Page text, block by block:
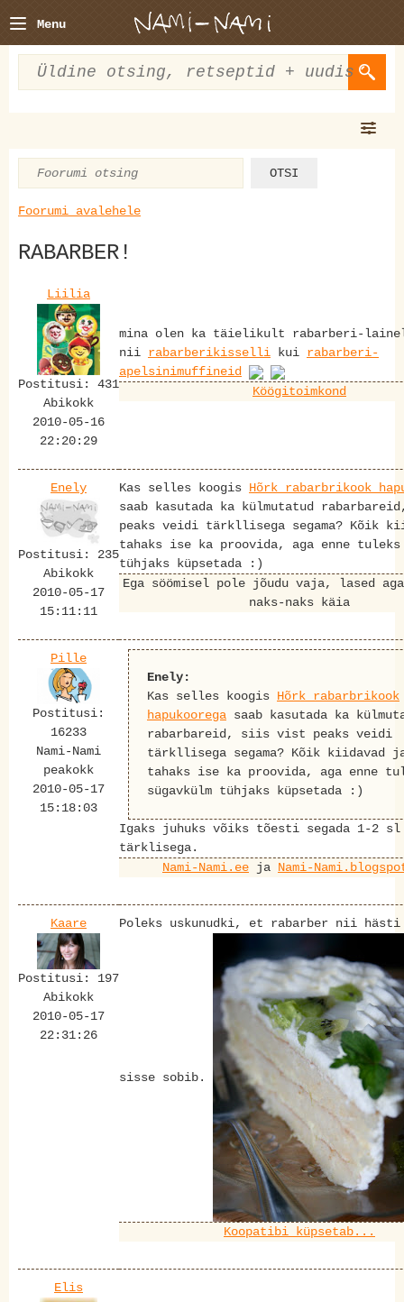
Menu
Foorumi avalehele
RABARBER!
Liilia
Postitusi: 431
Abikokk
2010-05-16
22:20:29
mina olen ka täielikult rabarberi-
nii rabarberikisselli kui rabarberi-
apelsinimuffineid
Köögitoimkond
Enely
Postitusi: 235
Abikokk
2010-05-17
15:11:11
Kas selles koogis Hõrk rabarbrikook
saab kasutada ka külmutatud
peaks veidi tärkllisega segama? Kõik
tahaks ise ka proovida, aga enne tuleks
tühjaks küpsetada :)
Ega söömisel pole jõudu vaja, lased aga
naks-naks käia
Pille
Postitusi:
16233
Nami-Nami
peakokk
2010-05-17
15:18:03
Enely:
Kas selles koogis Hõrk rabarbrikook
hapukoorega saab kasutada ka
rabarbareid, siis vist peaks veidi
tärkllisega segama? Kõik kiidavad
tahaks ise ka proovida, aga enne
sügavkülm tühjaks küpsetada :)
Igaks juhuks võiks tõesti segada 1-2 sl
tärklisega.
Nami-Nami.ee ja Nami-
Kaare
Postitusi: 197
Abikokk
2010-05-17
22:31:26
Poleks uskunudki, et rabarber nii
sisse sobib.
Koopatibi küpsetab...
Elis